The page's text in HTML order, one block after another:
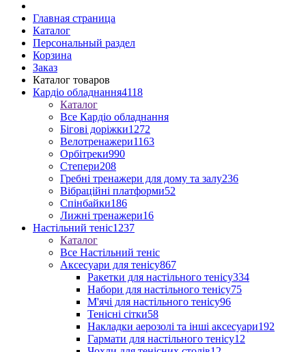
Главная страница
Каталог
Персональный раздел
Корзина
Заказ
Каталог товаров
Кардіо обладнання4118
Каталог
Все Кардіо обладнання
Бігові доріжки1272
Велотренажери1163
Орбітреки990
Степери208
Гребні тренажери для дому та залу236
Вібраційні платформи52
Спінбайки186
Лижні тренажери16
Настільний теніс1237
Каталог
Все Настільний теніс
Аксесуари для тенісу867
Ракетки для настільного тенісу334
Набори для настільного тенісу75
М'ячі для настільного тенісу96
Тенісні сітки58
Накладки аерозолі та інші аксесуари192
Гармати для настільного тенісу12